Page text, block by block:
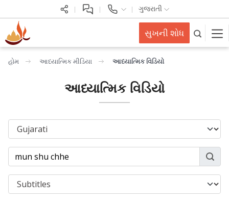
ગુજરાતી
સુખની શોધ
હોમ આધ્યાત્મિક મીડિયા આધ્યાત્મિક વિડિયો
આધ્યાત્મિક વિડિયો